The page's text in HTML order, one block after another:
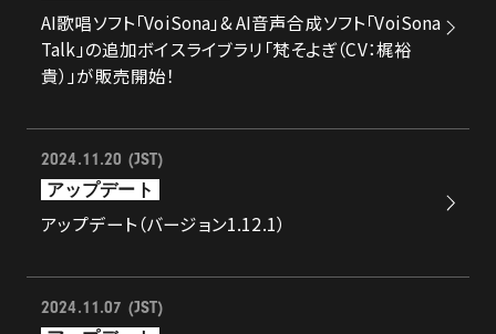
AI歌唱ソフト「VoiSona」& AI音声合成ソフト「VoiSona
Talk」の追加ボイスライブラリ「梵そよぎ（CV：梶裕
貴）」が販売開始！
2024.11.20 (JST)
アップデート
アップデート（バージョン1.12.1）
2024.11.07 (JST)